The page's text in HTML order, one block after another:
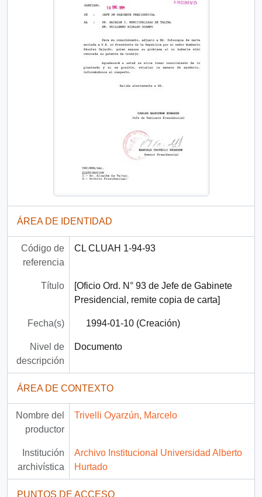
ÁREA DE IDENTIDAD
Código de
referencia
CL CLUAH 1-94-93
Título
[Oficio Ord. N° 93 de Jefe de Gabinete
Presidencial, remite copia de carta]
Fecha(s) 1994-01-10 (Creación)
Nivel de
descripción
Documento
ÁREA DE CONTEXTO
Nombre del
productor
Trivelli Oyarzún, Marcelo
Institución
archivística
Archivo Institucional Universidad Alberto
Hurtado
PUNTOS DE ACCESO